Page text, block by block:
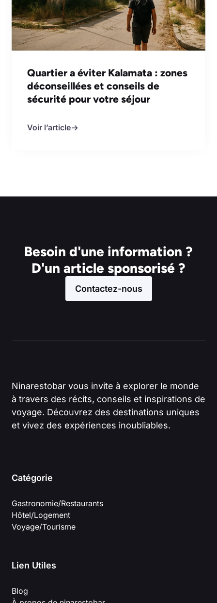
Quartier a éviter Kalamata : zones
déconseillées et conseils de
sécurité pour votre séjour
Voir l’article
Besoin d'une information ?
D'un article sponsorisé ?
Contactez-nous
Ninarestobar vous invite à explorer le monde
à travers des récits, conseils et inspirations de
voyage. Découvrez des destinations uniques
et vivez des expériences inoubliables.
Catégorie
Gastronomie/Restaurants
Hôtel/Logement
Voyage/Tourisme
Lien Utiles
Blog